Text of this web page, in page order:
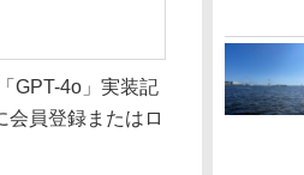
GPT-4o」実装記
員登録またはロ